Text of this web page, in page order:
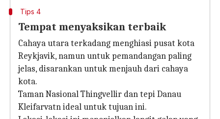
Tips 4
Tempat menyaksikan terbaik
Cahaya utara terkadang menghiasi pusat kota
Reykjavik, namun untuk pemandangan paling
jelas, disarankan untuk menjauh dari cahaya
kota.
Taman Nasional Thingvellir dan tepi Danau
Kleifarvatn ideal untuk tujuan ini.